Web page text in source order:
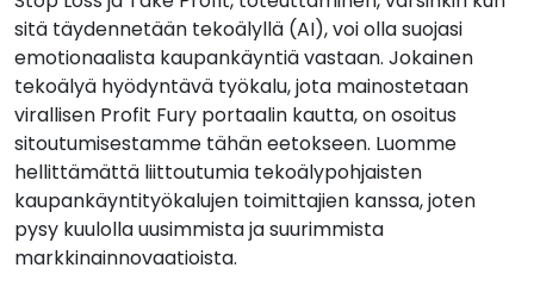
sitä täydennetään tekoälyllä (AI), voi olla suojasi
emotionaalista kaupankäyntiä vastaan. Jokainen
tekoälyä hyödyntävä työkalu, jota mainostetaan
virallisen Profit Fury portaalin kautta, on osoitus
sitoutumisestamme tähän eetokseen. Luomme
hellittämättä liittoutumia tekoälypohjaisten
kaupankäyntityökalujen toimittajien kanssa, joten
pysy kuulolla uusimmista ja suurimmista
markkinainnovaatioista.